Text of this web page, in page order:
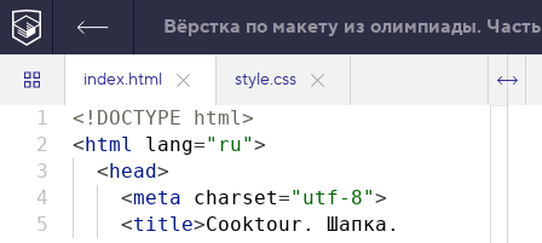
Вёрстка по макету из олимпиады. Часть
index.html style.css
1
2
3
4
5
<!DOCTYPE html>
<html lang="ru">
<head>
<meta charset="utf-8">
<title>Cooktour. Шапка.